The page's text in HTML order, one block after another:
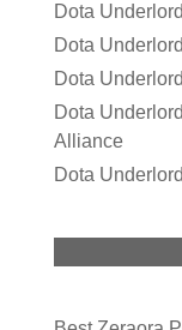
Dota
Dota
Dota
Dota
Alliance
Dota